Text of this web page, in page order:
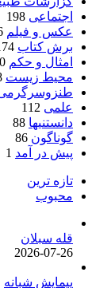
اجتماعی 198
عکس و فیلم
برش کتاب
امثال و حکم
محیط زیست
علمی 112
دانستنیها 88
گوناگون 86
پیش در آمد 1
تازه ترین
محبوب
قله سبلان
2026-07-26
پیمایش شبانه